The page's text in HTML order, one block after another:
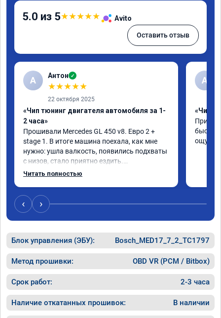
5.0 из 5★★★★★ Avito
Оставить отзыв
А Антон ✓
★★★★★
22 октября 2025
«Чип тюнинг двигателя автомобиля за 1-
2 часа»
Прошивали Mercedes GL 450 v8. Евро 2 +
stage 1. В итоге машина поехала, как мне
нужно: ушла валкость, появились подхваты
с низов, стало приятно ездить.
Одни из лучших трат, в авто! 🔥
Читать полностью
A
«Чип
‹ ›
Блок управления (ЭБУ): Bosch_MED17_7_2_TC1797
Метод прошивки: OBD VR (PCM / Bitbox)
Срок работ: 2-3 часа
Наличие откатанных прошивок: В наличии